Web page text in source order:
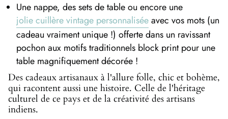
Une nappe, des sets de table ou encore une
jolie cuillère vintage personnaliséeavec vos mots (un
cadeau vraiment unique !) offerte dans un ravissant
pochon aux motifs traditionnels block print pour une
table magnifiquement décorée !
Des cadeaux artisanaux à l'allure folle, chic et bohème,
qui racontent aussi une histoire. Celle de l'héritage
culturel de ce pays et de la créativité des artisans
indiens.